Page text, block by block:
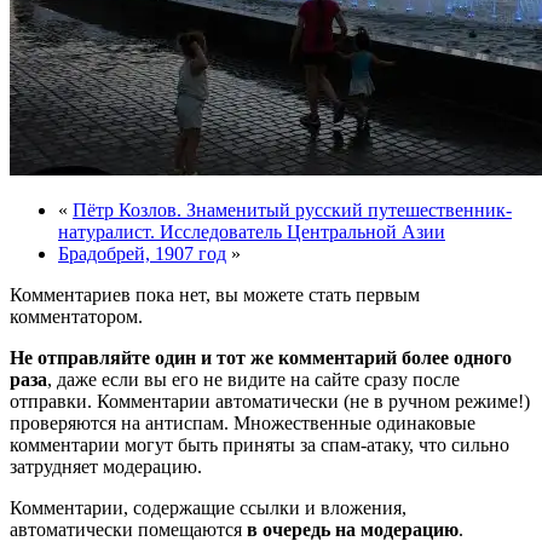
« Пётр Козлов. Знаменитый русский путешественник-
натуралист. Исследователь Центральной Азии
Брадобрей, 1907 год »
Комментариев пока нет, вы можете стать первым
комментатором.
Не отправляйте один и тот же комментарий более одного
раза, даже если вы его не видите на сайте сразу после
отправки. Комментарии автоматически (не в ручном режиме!)
проверяются на антиспам. Множественные одинаковые
комментарии могут быть приняты за спам-атаку, что сильно
затрудняет модерацию.
Комментарии, содержащие ссылки и вложения,
автоматически помещаются в очередь на модерацию.